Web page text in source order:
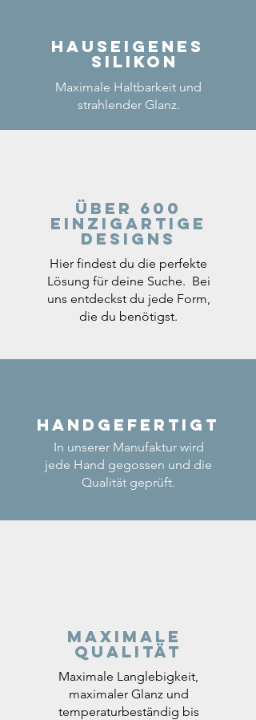
Hauseigenes
Silikon
Maximale Haltbarkeit und
strahlender Glanz.
Über 600
einzigartige
Designs
Hier findest du die perfekte
Lösung für deine Suche. Bei
uns entdeckst du jede Form,
die du benötigst.
Handgefertigt
In unserer Manufaktur wird
jede Hand gegossen und die
Qualität geprüft.
Maximale
Qualität
Maximale Langlebigkeit,
maximaler Glanz und
temperaturbeständig bis